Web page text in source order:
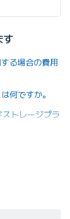
す
る場合の費用
何ですか。
トレージプラ